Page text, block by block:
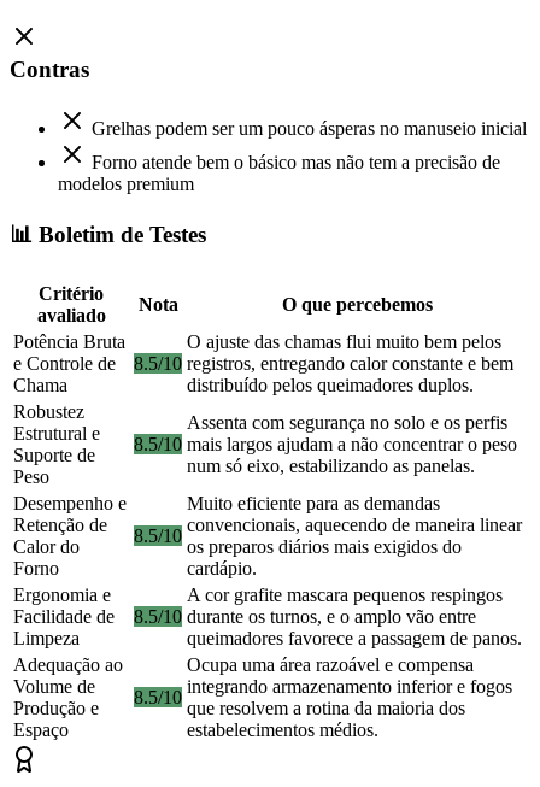
Contras
Grelhas podem ser um pouco ásperas no manuseio inicial
Forno atende bem o básico mas não tem a precisão de
modelos premium
📊 Boletim de Testes
Critério
avaliado
Nota
O que percebemos
Potência Bruta
e Controle de
Chama
8.5/10
O ajuste das chamas flui muito bem pelos
registros, entregando calor constante e bem
distribuído pelos queimadores duplos.
Robustez
Estrutural e
Suporte de
Peso
8.5/10
Assenta com segurança no solo e os perfis
mais largos ajudam a não concentrar o peso
num só eixo, estabilizando as panelas.
Desempenho e
Retenção de
Calor do
Forno
8.5/10
Muito eficiente para as demandas
convencionais, aquecendo de maneira linear
os preparos diários mais exigidos do
cardápio.
Ergonomia e
Facilidade de
Limpeza
8.5/10
A cor grafite mascara pequenos respingos
durante os turnos, e o amplo vão entre
queimadores favorece a passagem de panos.
Adequação ao
Volume de
Produção e
Espaço
8.5/10
Ocupa uma área razoável e compensa
integrando armazenamento inferior e fogos
que resolvem a rotina da maioria dos
estabelecimentos médios.